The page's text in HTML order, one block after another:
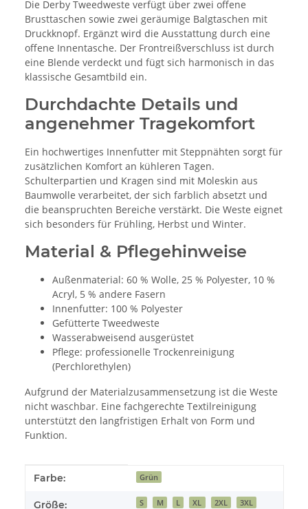
Die Derby Tweedweste verfügt über zwei offene
Brusttaschen sowie zwei geräumige Balgtaschen mit
Druckknopf. Ergänzt wird die Ausstattung durch eine
offene Innentasche. Der Frontreißverschluss ist durch
eine Blende verdeckt und fügt sich harmonisch in das
klassische Gesamtbild ein.
Durchdachte Details und
angenehmer Tragekomfort
Ein hochwertiges Innenfutter mit Steppnähten sorgt für
zusätzlichen Komfort an kühleren Tagen.
Schulterpartien und Kragen sind mit Moleskin aus
Baumwolle verarbeitet, der sich farblich absetzt und
die beanspruchten Bereiche verstärkt. Die Weste eignet
sich besonders für Frühling, Herbst und Winter.
Material & Pflegehinweise
Außenmaterial: 60 % Wolle, 25 % Polyester, 10 %
Acryl, 5 % andere Fasern
Innenfutter: 100 % Polyester
Gefütterte Tweedweste
Wasserabweisend ausgerüstet
Pflege: professionelle Trockenreinigung
(Perchlorethylen)
Aufgrund der Materialzusammensetzung ist die Weste
nicht waschbar. Eine fachgerechte Textilreinigung
unterstützt den langfristigen Erhalt von Form und
Funktion.
Produkteigenschaft
Wert
Farbe: Grün
Größe: S M L XL 2XL 3XL